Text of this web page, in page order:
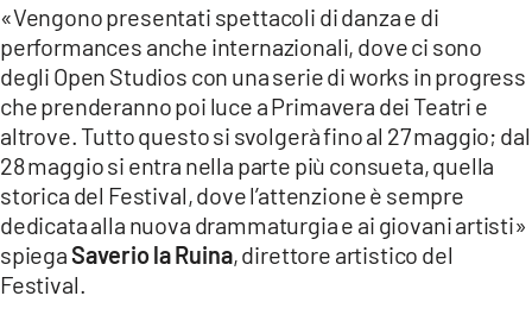
«Vengono presentati spettacoli di danza e di
performances anche internazionali, dove ci sono
degli Open Studios con una serie di works in progress
che prenderanno poi luce a Primavera dei Teatri e
altrove. Tutto questo si svolgerà fino al 27 maggio; dal
28 maggio si entra nella parte più consueta, quella
storica del Festival, dove l’attenzione è sempre
dedicata alla nuova drammaturgia e ai giovani artisti»
spiegaSaverio la Ruina, direttore artistico del
Festival.